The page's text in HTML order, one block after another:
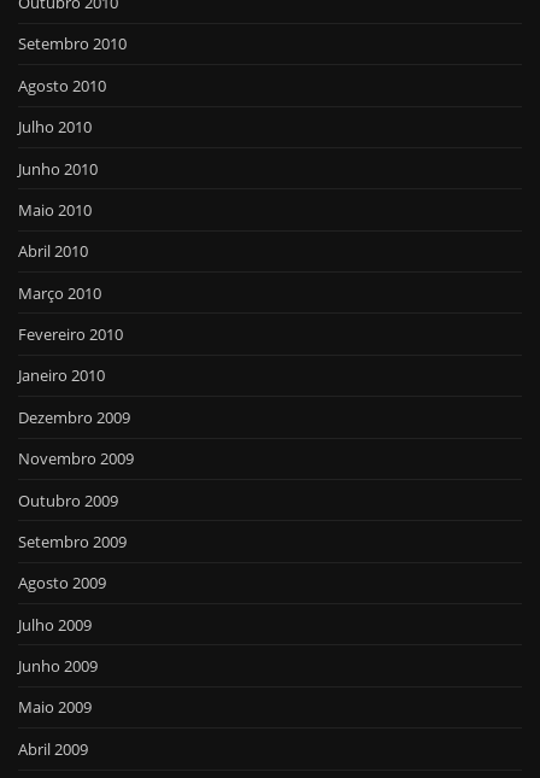
Setembro 2010
Agosto 2010
Julho 2010
Junho 2010
Maio 2010
Abril 2010
Março 2010
Fevereiro 2010
Janeiro 2010
Dezembro 2009
Novembro 2009
Outubro 2009
Setembro 2009
Agosto 2009
Julho 2009
Junho 2009
Maio 2009
Abril 2009